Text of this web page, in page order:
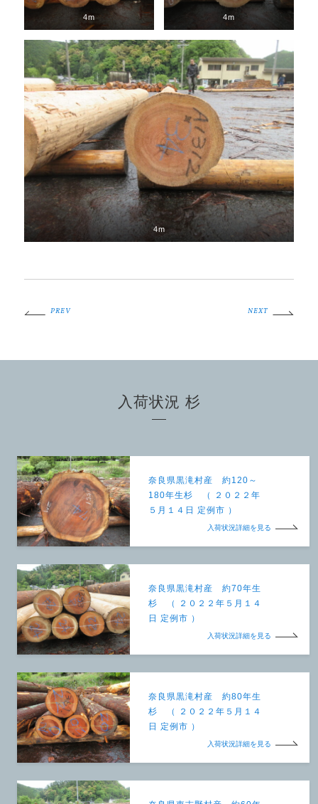
4m 4m
4m
PREV NEXT
入荷状況 杉
奈良県黒滝村産 約120～
180年生杉 （ ２０２２年
５月１４日 定例市 ）
入荷状況詳細を見る
奈良県黒滝村産 約70年生
杉 （ ２０２２年５月１４
日 定例市 ）
入荷状況詳細を見る
奈良県黒滝村産 約80年生
杉 （ ２０２２年５月１４
日 定例市 ）
入荷状況詳細を見る